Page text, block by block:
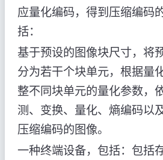
应量化编码，得到压缩编码
括：
基于预设的图像块尺寸，将
分为若干个块单元，根据量
整不同块单元的量化参数，
测、变换、量化、熵编码以
压缩编码的图像。
一种终端设备，包括：包括